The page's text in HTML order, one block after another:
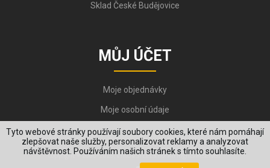
Tyto webové stránky používají soubory cookies, které nám pomáhají
zlepšovat naše služby, personalizovat reklamy a analyzovat
návštěvnost. Používáním našich stránek s tímto souhlasíte.
Sklad České Budějovice
MŮJ ÚČET
Moje objednávky
Moje osobní údaje
Copyright © 2006-2026, VYKOV STEEL s.r.o. All Rights Reserved.